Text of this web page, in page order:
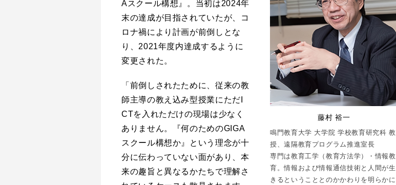
藤村 裕一
鳴門教育大学 大学院 学校教育研究科 教
授、遠隔教育プログラム推進室長
専門は教育工学（教育方法学）・情報教
育。情報および情報通信技術と人間が生
きるということとのかかわりを明らかに
Aスクール構想』。当初は2024年
末の達成が目指されていたが、コ
ロナ禍により計画が前倒しとな
り、2021年度内達成するように
変更された。
「前倒しされたために、従来の教
師主導の教え込み型授業にただI
CTを入れただけの現場は少なく
ありません。『何のためのGIGA
スクール構想か』という理念が十
分に伝わっていない面があり、本
来の趣旨と異なるかたちで理解さ